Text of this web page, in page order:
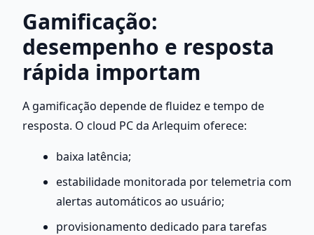
Gamificação:
desempenho e resposta
rápida importam
A gamificação depende de fluidez e tempo de
resposta. O cloud PC da Arlequim oferece:
baixa latência;
estabilidade monitorada por telemetria com
alertas automáticos ao usuário;
provisionamento dedicado para tarefas